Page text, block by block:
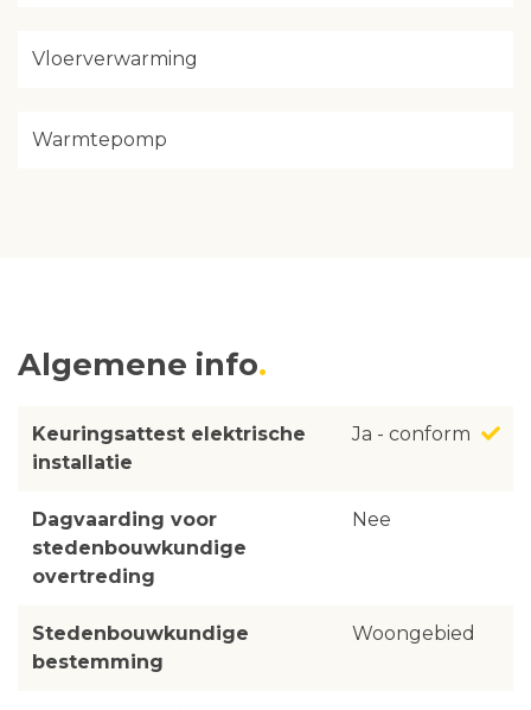
Vloerverwarming
Warmtepomp
Algemene info
Keuringsattest elektrische
installatie
Ja - conform
Dagvaarding voor
stedenbouwkundige
overtreding
Nee
Stedenbouwkundige
bestemming
Woongebied